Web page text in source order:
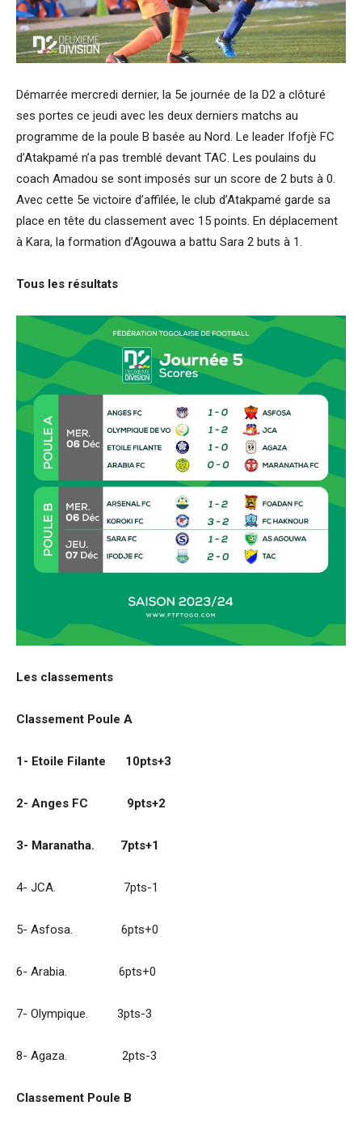
Démarrée mercredi dernier, la 5e journée de la D2 a clôturé
ses portes ce jeudi avec les deux derniers matchs au
programme de la poule B basée au Nord. Le leader Ifofjè FC
d’Atakpamé n’a pas tremblé devant TAC. Les poulains du
coach Amadou se sont imposés sur un score de 2 buts à 0.
Avec cette 5e victoire d’affilée, le club d’Atakpamé garde sa
place en tête du classement avec 15 points. En déplacement
à Kara, la formation d’Agouwa a battu Sara 2 buts à 1.
Tous les résultats
Les classements
Classement Poule A
1- Etoile Filante 10pts+3
2- Anges FC 9pts+2
3- Maranatha. 7pts+1
4- JCA. 7pts-1
5- Asfosa. 6pts+0
6- Arabia. 6pts+0
7- Olympique. 3pts-3
8- Agaza. 2pts-3
Classement Poule B